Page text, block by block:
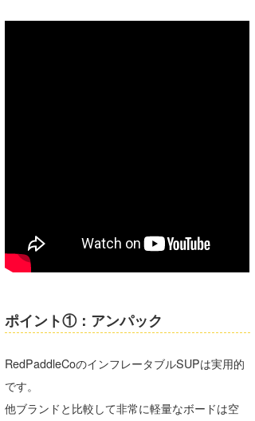
ポイント①：アンパック
RedPaddleCoのインフレータブルSUPは実用的
です。
他ブランドと比較して非常に軽量なボードは空